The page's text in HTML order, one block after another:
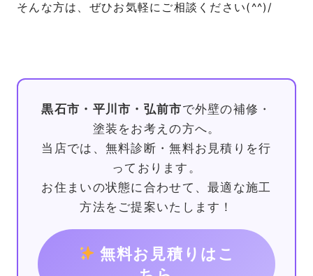
そんな方は、ぜひお気軽にご相談ください(^^)/
黒石市・平川市・弘前市で外壁の補修・
塗装をお考えの方へ。
当店では、無料診断・無料お見積りを行
っております。
お住まいの状態に合わせて、最適な施工
方法をご提案いたします！
無料お見積りはこ